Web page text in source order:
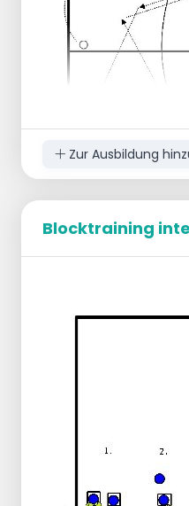
Organisation:
1 Spielmacher auf
Spieler auf Feld B
Passgeber auf Feld
Zur Ausbildung
Blocktraining